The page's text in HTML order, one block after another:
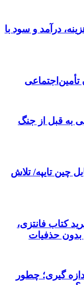
کوهرنگ
تهران
کافی
قیمت بازار؛
تهیه کنیم؟
جوشکاری، کیفیت